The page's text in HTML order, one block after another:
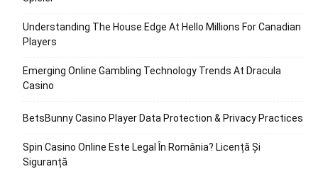
Understanding The House Edge At Hello Millions For Canadian
Players
Emerging Online Gambling Technology Trends At Dracula
Casino
BetsBunny Casino Player Data Protection & Privacy Practices
Spin Casino Online Este Legal În România? Licență Și
Siguranță